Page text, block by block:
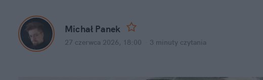
Michał Panek
27 czerwca 2026, 18:00 3 minuty czytania